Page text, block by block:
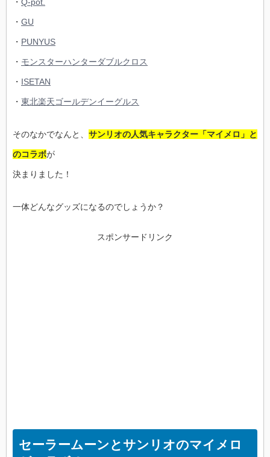
・ GU
・ PUNYUS
・ モンスターハンターダブルクロス
・ ISETAN
・ 東北楽天ゴールデンイーグルス
そのなかでなんと、 サンリオの人気キャラクター「マイメロ」と
のコラボが
決まりました！
一体どんなグッズになるのでしょうか？
スポンサードリンク
セーラームーンとサンリオのマイメロ